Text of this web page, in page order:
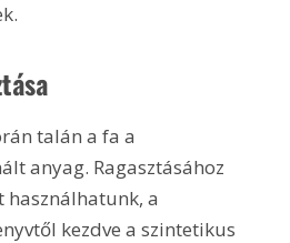
talán a fa a
anyag. Ragasztásához
használhatunk, a
kezdve a szintetikus